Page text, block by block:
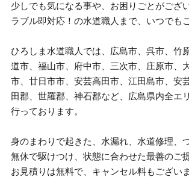
少しでも気になる事や、お困りごとがござ
ラブル即対応！の水道職人まで、いつでも
ひろしま水道職人では、広島市、呉市、竹
道市、福山市、府中市、三次市、庄原市、
市、廿日市市、安芸高田市、江田島市、安
田郡、世羅郡、神石郡など、広島県内全エ
行っております。
身のまわりで起きた、水漏れ、水道修理、
無休で駆けつけ、状態に合わせた最善のご
お見積りは無料で、キャンセル料もござい